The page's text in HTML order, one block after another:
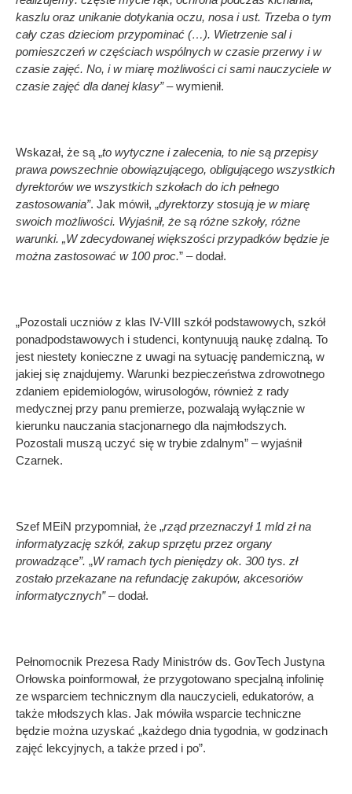
kaszlu oraz unikanie dotykania oczu, nosa i ust. Trzeba o tym
cały czas dzieciom przypominać (…). Wietrzenie sal i
pomieszczeń w częściach wspólnych w czasie przerwy i w
czasie zajęć. No, i w miarę możliwości ci sami nauczyciele w
czasie zajęć dla danej klasy”– wymienił.
Wskazał, że są „to wytyczne i zalecenia, to nie są przepisy
prawa powszechnie obowiązującego, obligującego wszystkich
dyrektorów we wszystkich szkołach do ich pełnego
zastosowania”. Jak mówił, „dyrektorzy stosują je w miarę
swoich możliwości. Wyjaśnił, że są różne szkoły, różne
warunki. „W zdecydowanej większości przypadków będzie je
można zastosować w 100 proc.” – dodał.
„Pozostali uczniów z klas IV-VIII szkół podstawowych, szkół
ponadpodstawowych i studenci, kontynuują naukę zdalną. To
jest niestety konieczne z uwagi na sytuację pandemiczną, w
jakiej się znajdujemy. Warunki bezpieczeństwa zdrowotnego
zdaniem epidemiologów, wirusologów, również z rady
medycznej przy panu premierze, pozwalają wyłącznie w
kierunku nauczania stacjonarnego dla najmłodszych.
Pozostali muszą uczyć się w trybie zdalnym” – wyjaśnił
Czarnek.
Szef MEiN przypomniał, że „rząd przeznaczył 1 mld zł na
informatyzację szkół, zakup sprzętu przez organy
prowadzące”. „Wramach tych pieniędzy ok. 300 tys. zł
zostało przekazane na refundację zakupów, akcesoriów
informatycznych”– dodał.
Pełnomocnik Prezesa Rady Ministrów ds. GovTech Justyna
Orłowska poinformował, że przygotowano specjalną infolinię
ze wsparciem technicznym dla nauczycieli, edukatorów, a
także młodszych klas. Jak mówiła wsparcie techniczne
będzie można uzyskać „każdego dnia tygodnia, w godzinach
zajęć lekcyjnych, a także przed i po”.